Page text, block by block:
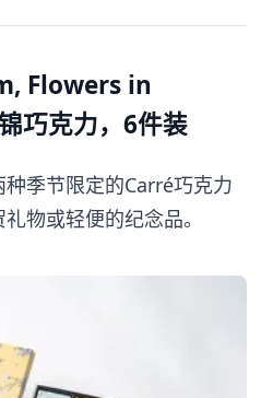
Flowers in
巧克力，6件装
季节限定的Carré巧克力
物或轻便的纪念品。